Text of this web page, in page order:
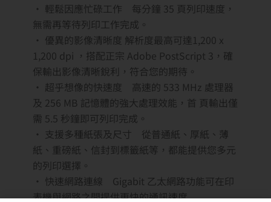
• 輕鬆因應忙碌工作 每分鐘 35 頁列印速度，
無需再等待列印工作完成。
• 優異的影像清晰度 解析度最高可達1,200 x
1,200 dpi ，搭配正宗 Adobe PostScript 3，確
保輸出影像清晰銳利，符合您的期待。
• 超乎想像的快速度 高速的 533 MHz 處理器
及 256 MB 記憶體的強大處理效能，首 頁輸出僅
需 5.5 秒鐘即可列印完成。
• 支援多種紙張及尺寸 從普通紙、厚紙、薄
紙、重磅紙、信封到標籤紙等，都能提供您多元
的列印選擇。
• 快速網路連線 Gigabit 乙太網路功能可在印
表機與網路之間提供更快的通訊速度